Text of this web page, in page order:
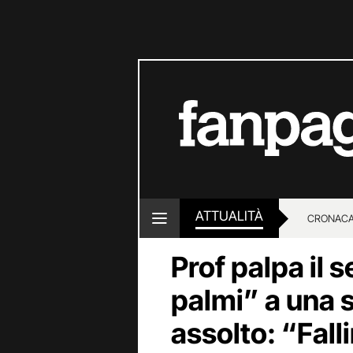
ATTUALITÀ
LOTTO E
Prof palpa il
palmi” a una
assolto: